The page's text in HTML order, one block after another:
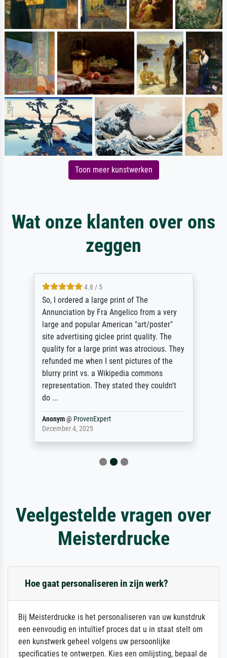
Toon meer kunstwerken
Wat onze klanten over ons
zeggen
4.8 / 5
So, I ordered a large print of The
Annunciation by Fra Angelico from a very
large and popular American "art/poster"
site advertising giclee print quality. The
quality for a large print was atrocious. They
refunded me when I sent pictures of the
blurry print vs. a Wikipedia commons
representation. They stated they couldn't
do ...
Anonym@ ProvenExpert
December 4, 2025
Veelgestelde vragen over
Meisterdrucke
Hoe gaat personaliseren in zijn werk?
Bij Meisterdrucke is het personaliseren van uw kunstdruk
een eenvoudig en intuïtief proces dat u in staat stelt om
een kunstwerk geheel volgens uw persoonlijke
specificaties te ontwerpen. Kies een omlijsting, bepaal de